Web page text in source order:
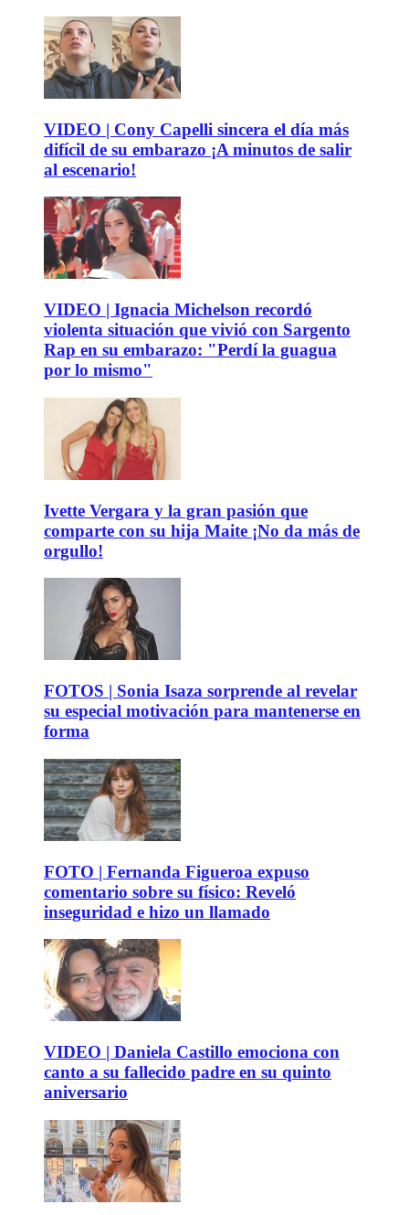
VIDEO | Cony Capelli sincera el día más
difícil de su embarazo ¡A minutos de salir
al escenario!
VIDEO | Ignacia Michelson recordó
violenta situación que vivió con Sargento
Rap en su embarazo: "Perdí la guagua
por lo mismo"
Ivette Vergara y la gran pasión que
comparte con su hija Maite ¡No da más de
orgullo!
FOTOS | Sonia Isaza sorprende al revelar
su especial motivación para mantenerse en
forma
FOTO | Fernanda Figueroa expuso
comentario sobre su físico: Reveló
inseguridad e hizo un llamado
VIDEO | Daniela Castillo emociona con
canto a su fallecido padre en su quinto
aniversario